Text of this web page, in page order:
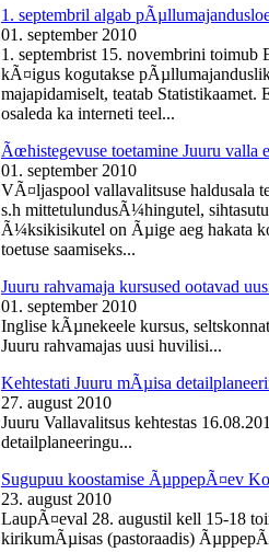
1. septembril algab
01. september 2010
1. septembrist 15. novembrini toimub
kÃ¤igus kogutakse
majapidamiselt, teatab Statistikaamet.
osaleda ka interneti teel...
Ãœhistegevuse toetamine Juuru valla
01. september 2010
VÃ¤ljaspool vallavalitsuse haldusala
s.h mittetulundusÃ¼hingutel,
Ã¼ksikisikutel on Ãµige aeg hakata
toetuse saamiseks...
Juuru rahvamaja kursused ootavad
01. september 2010
Inglise kÃµnekeele kursus,
Juuru rahvamajas uusi huvilisi...
Kehtestati Juuru mÃµisa
27. august 2010
Juuru Vallavalitsus kehtestas
detailplaneeringu...
Sugupuu koostamise ÃµppepÃ¤ev
23. august 2010
LaupÃ¤eval 28. augustil kell 15-18
kirikumÃµisas (pastoraadis)